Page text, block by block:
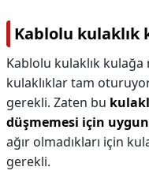
Kablolu kulaklık
Kablolu kulaklık kulağa
kulaklıklar tam
gerekli. Zaten bu
düşmemesi için
ağır olmadıkları için
gerekli.